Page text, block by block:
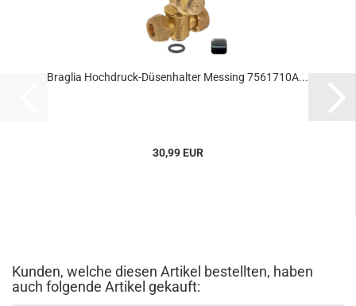
Braglia Hochdruck-Düsenhalter Messing 7561710A...
30,99 EUR
Kunden, welche diesen Artikel bestellten, haben
auch folgende Artikel gekauft: